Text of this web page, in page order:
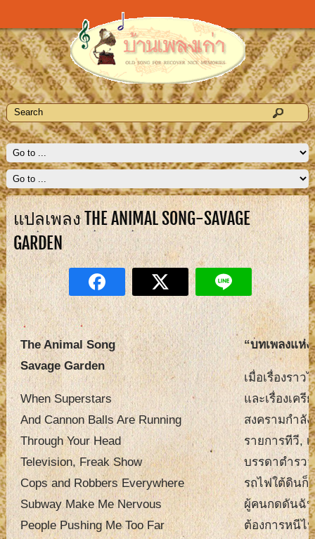
แปลเพลง THE ANIMAL SONG-SAVAGE
GARDEN
The Animal Song
Savage Garden
When Superstars
And Cannon Balls Are Running
Through Your Head
Television, Freak Show
Cops and Robbers Everywhere
Subway Make Me Nervous
People Pushing Me Too Far
“บทเพลงแห่
เมื่อเรื่องราว
และเรื่องเครี
สงครามกำลั
รายการทีวี,
บรรดาตำรว
รถไฟใต้ดินก็
ผู้คนกดดันฉัน
ต้องการหนีไ